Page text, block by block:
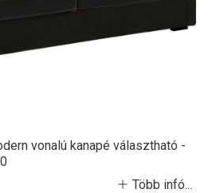
vonalú kanapé választható -
Több infó...